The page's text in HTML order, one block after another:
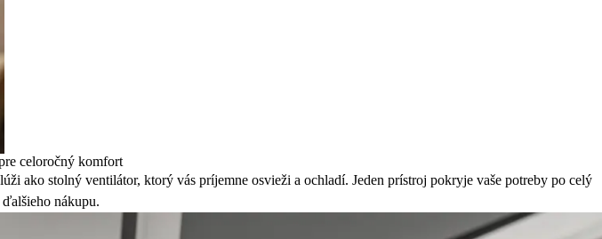
celoročný komfort
ako stolný ventilátor, ktorý vás príjemne osvieži a ochladí. Jeden prístroj pokryje vaše potreby po celý
nákupu.